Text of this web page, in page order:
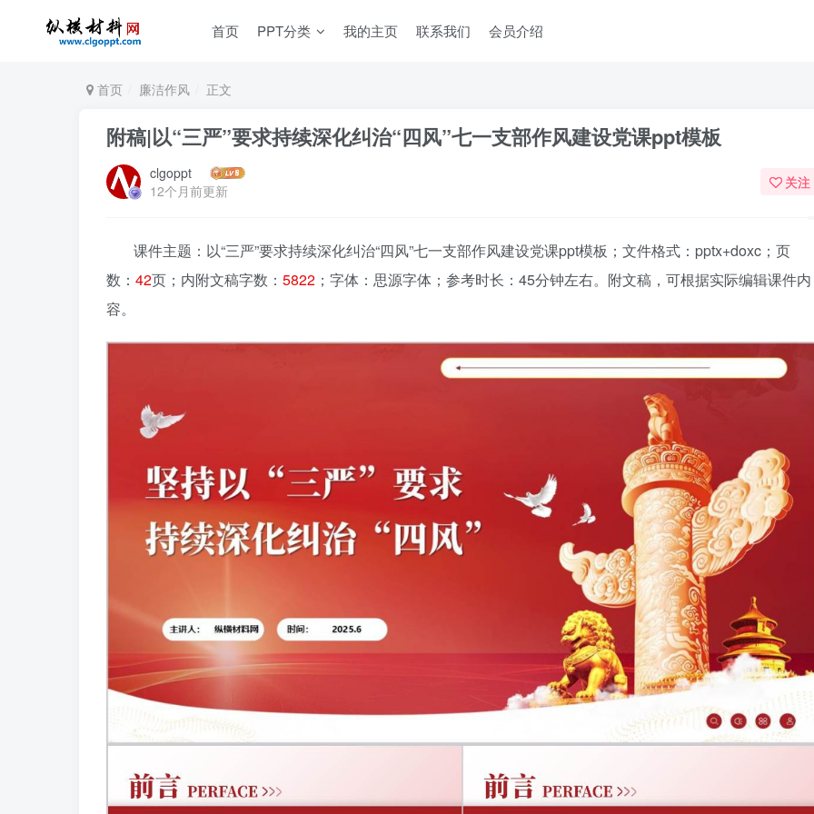
首页 PPT分类 我的主页 联系我们 会员介绍
首页 廉洁作风 正文
附稿|以“三严”要求持续深化纠治“四风”七一支部作风建设党课ppt模板
clgoppt
12个月前更新
关注
课件主题：以“三严”要求持续深化纠治“四风”七一支部作风建设党课ppt模板；文件格式：pptx+doxc；页
数： 42页；内附文稿字数： 5822 ；字体：思源字体；参考时长：45分钟左右。附文稿，可根据实际编辑课件内
容。